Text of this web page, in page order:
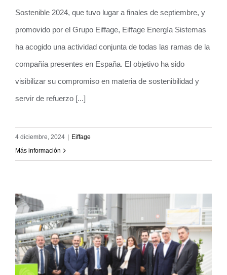
con la sostenibilidad
Sostenible 2024, que tuvo lugar a finales de septiembre, y
promovido por el Grupo Eiffage, Eiffage Energía Sistemas
ha acogido una actividad conjunta de todas las ramas de la
compañía presentes en España. El objetivo ha sido
visibilizar su compromiso en materia de sostenibilidad y
servir de refuerzo [...]
4 diciembre, 2024 | Eiffage
Más información